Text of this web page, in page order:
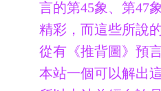
言的第45象、第47
精彩，而這些所說
從有《推背圖》預
本站一個可以解出